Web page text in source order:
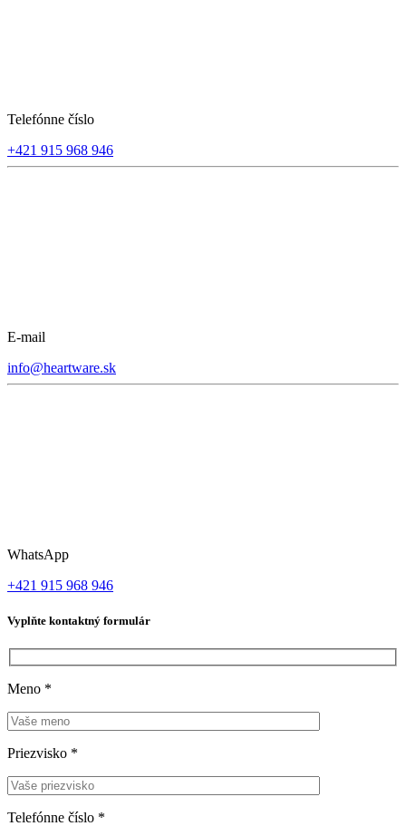
Telefónne číslo
+421 915 968 946
E-mail
info@heartware.sk
WhatsApp
+421 915 968 946
Vyplňte kontaktný formulár
Meno *
Priezvisko *
Telefónne číslo *